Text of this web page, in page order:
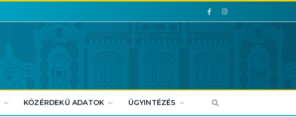
Facebook
Facebook
KÖZÉRDEKŰ ADATOK ÜGYINTÉZÉS